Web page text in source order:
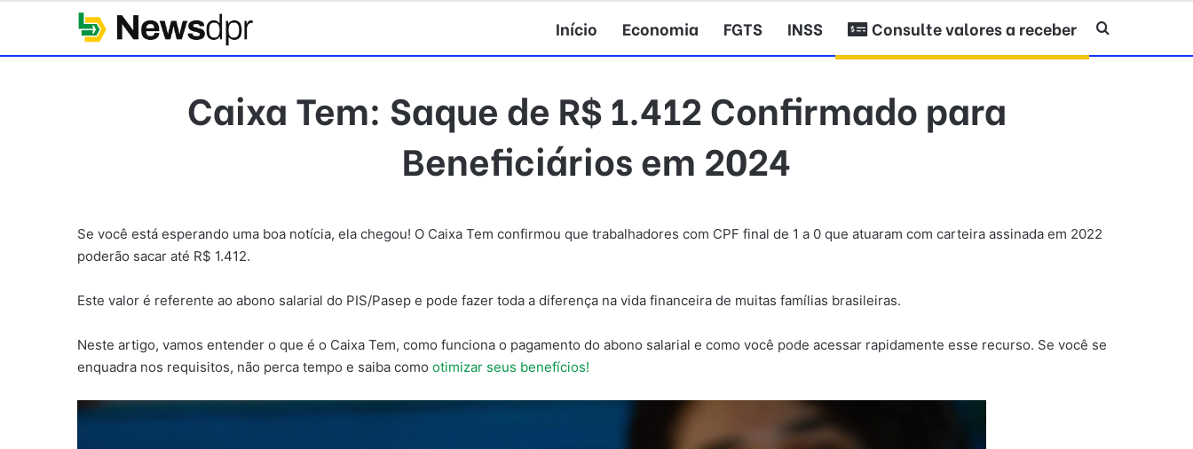
Início Economia FGTS INSS Consulte valores a receber Procurar por
Caixa Tem: Saque de R$ 1.412 Confirmado para
Beneficiários em 2024
Se você está esperando uma boa notícia, ela chegou! O Caixa Tem confirmou que trabalhadores com CPF final de 1 a 0 que atuaram com carteira assinada em 2022
poderão sacar até R$ 1.412.
Este valor é referente ao abono salarial do PIS/Pasep e pode fazer toda a diferença na vida financeira de muitas famílias brasileiras.
Neste artigo, vamos entender o que é o Caixa Tem, como funciona o pagamento do abono salarial e como você pode acessar rapidamente esse recurso. Se você se
enquadra nos requisitos, não perca tempo e saiba como otimizar seus benefícios!